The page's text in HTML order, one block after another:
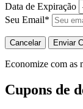
Data de Expiração
Seu Email*
Cancelar Enviar
Economize com as
Cupons de